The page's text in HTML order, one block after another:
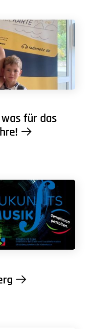
für das